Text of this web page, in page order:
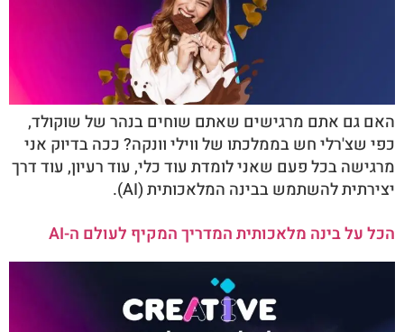
האם גם אתם מרגישים שאתם שוחים בנהר של שוקולד,
כפי שצ'רלי חש בממלכתו של ווילי וונקה? ככה בדיוק אני
מרגישה בכל פעם שאני לומדת עוד כלי, עוד רעיון, עוד דרך
יצירתית להשתמש בבינה המלאכותית (AI).
הכל על בינה מלאכותית המדריך המקיף לעולם ה-AI